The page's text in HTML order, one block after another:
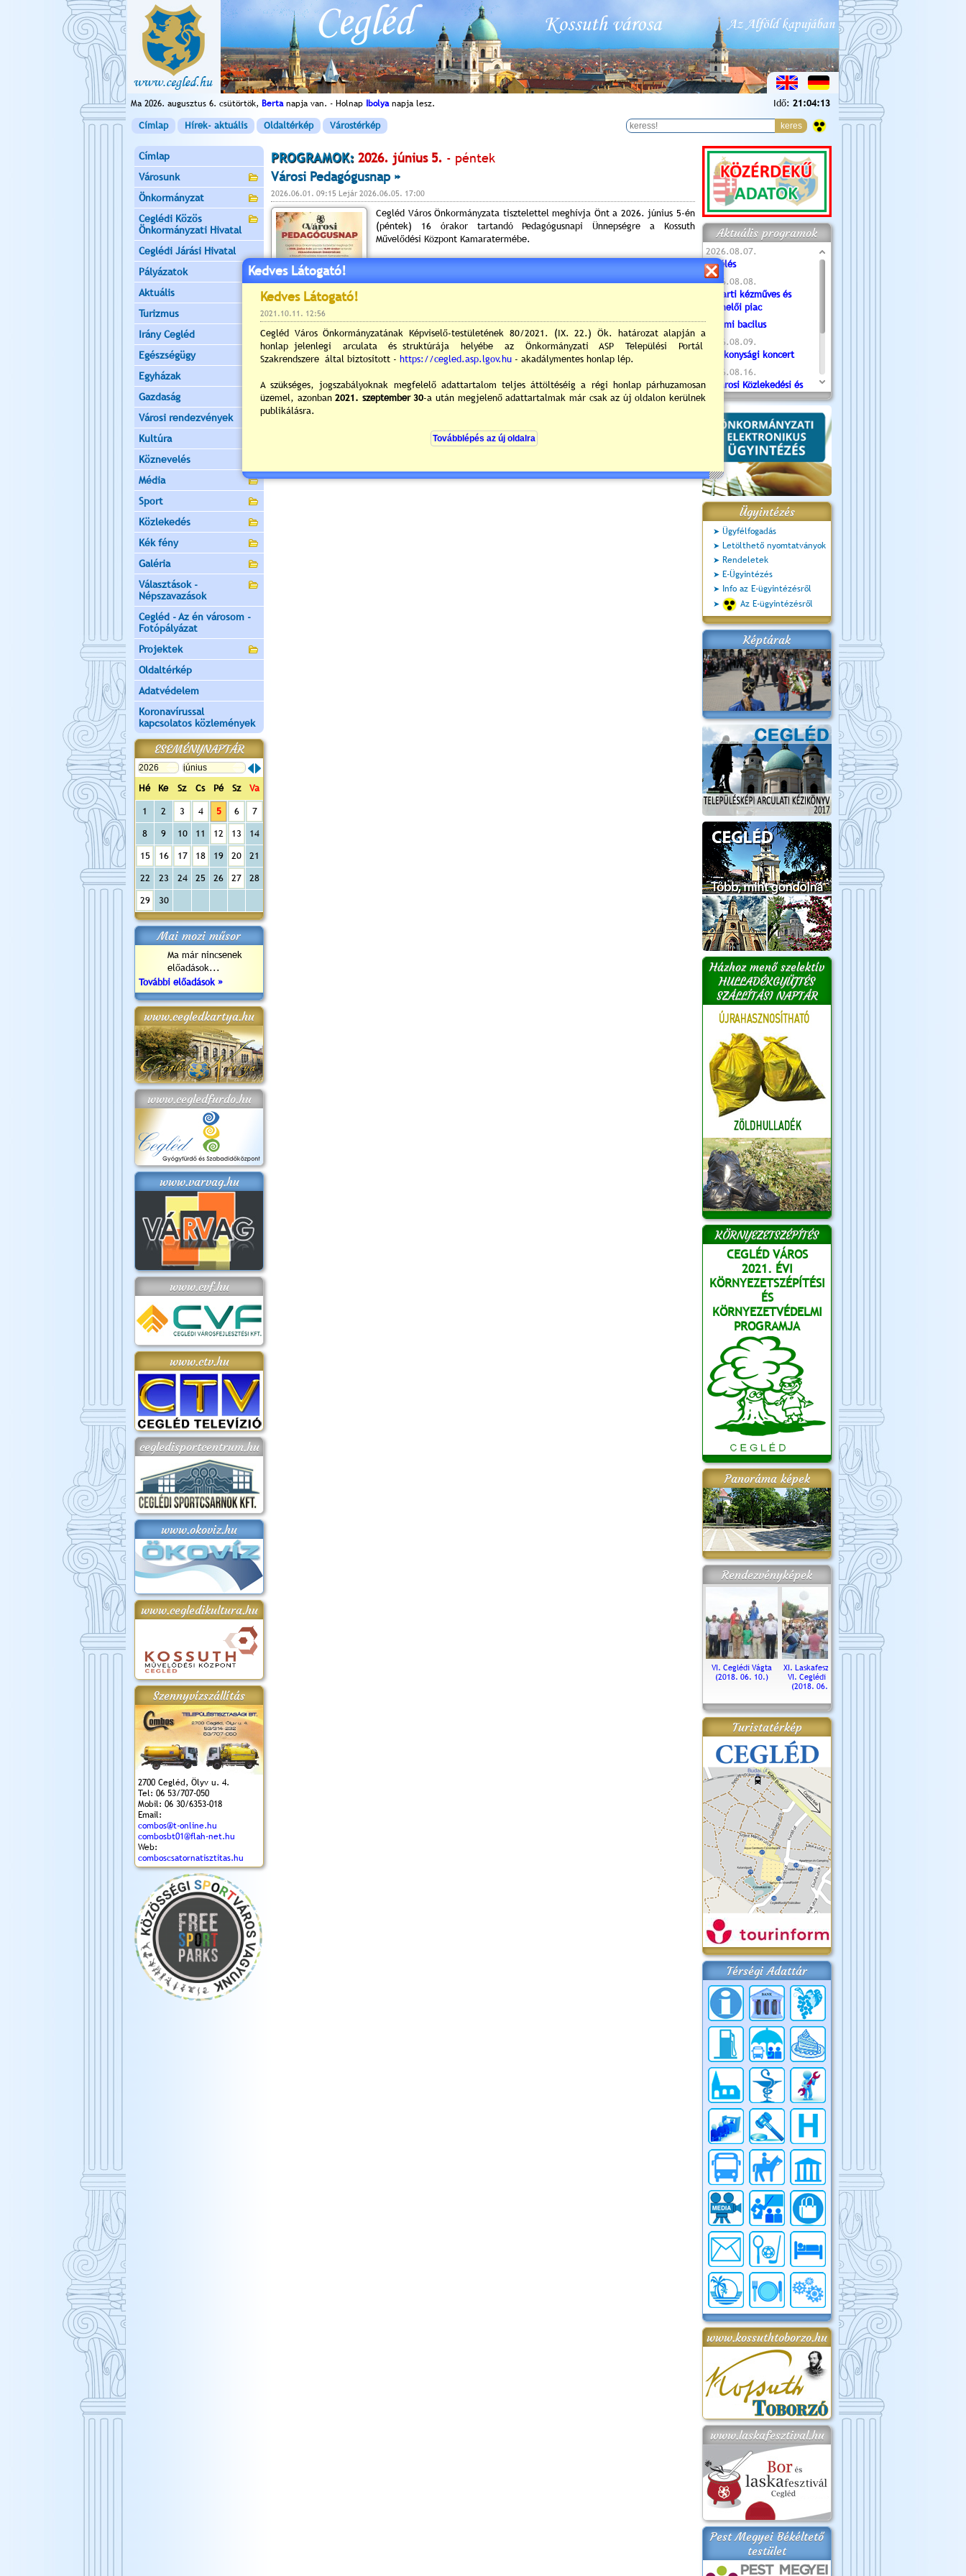
Ma 2026. augusztus 6. csütörtök, Bertanapja van. - Holnap Ibolyanapja lesz. Idő: 21:04:14
Címlap Hírek- aktuális Oldaltérkép Várostérkép
Címlap
Városunk
Önkormányzat
Ceglédi Közös
Önkormányzati Hivatal
Ceglédi Járási Hivatal
Pályázatok
Aktuális
Turizmus
Irány Cegléd
Egészségügy
Egyházak
Gazdaság
Városi rendezvények
Kultúra
Köznevelés
Média
Sport
Közlekedés
Kék fény
Galéria
Választások -
Népszavazások
Cegléd - Az én városom -
Fotópályázat
Projektek
Oldaltérkép
Adatvédelem
Koronavírussal
kapcsolatos közlemények
ESEMÉNYNAPTÁR
Hé Ke Sz Cs Pé Sz Va
1 2 3 4 5 6 7
8 9 10 11 12 13 14
15 16 17 18 19 20 21
22 23 24 25 26 27 28
29 30
Mai mozi műsor
Ma már nincsenek
előadások...
További előadások »
www.cegledkartya.hu
www.cegledfurdo.hu
www.varvag.hu
www.cvf.hu
www.ctv.hu
cegledisportcentrum.hu
www.okoviz.hu
www.cegledikultura.hu
Szennyvízszállítás
2700 Cegléd, Ölyv u. 4.
Tel: 06 53/707-050
Mobil: 06 30/6353-018
Email:
combos@t-online.hu
combosbt01@flah-net.hu
Web:
comboscsatornatisztitas.hu
PROGRAMOK: 2026. június 5. - péntek
Városi Pedagógusnap »
2026.06.01. 09:15 Lejár 2026.06.05. 17:00
Cegléd Város Önkormányzata tisztelettel meghívja Önt a 2026. június 5-én
(péntek) 16 órakor tartandó Pedagógusnapi Ünnepségre a Kossuth
Művelődési Központ Kamaratermébe.
bővebben »
Nyitott tornaterem és diáksport programok
Aktuális programok
2026.08.07.
Túlélés
2026.08.08.
Tóparti kézműves és
termelői piac
Valami bacilus
2026.08.09.
Jótékonysági koncert
2026.08.16.
Újvárosi Közlekedési és
Sportnap
2026.08.19.
Ceglédi fotóklub kiállítás
2026.08.20.
Szent István Ünnepe
Ügyintézés
Ügyfélfogadás
Letölthető nyomtatványok
Rendeletek
E-Ügyintézés
Info az E-ügyintézésről
Az E-ügyintézésről
Képtárak
Házhoz menő szelektív
HULLADÉKGYŰJTÉS
SZÁLLÍTÁSI NAPTÁR
KÖRNYEZETSZÉPÍTÉS
CEGLÉD VÁROS
2021. ÉVI
KÖRNYEZETSZÉPÍTÉSI
ÉS
KÖRNYEZETVÉDELMI
PROGRAMJA
Panoráma képek
Rendezvényképek
VI. Ceglédi Vágta
(2018. 06. 10.)
XI. Laskafesztivál és
VI. Ceglédi Vágta
(2018. 06. 10.)
Városnapok 2018.
Kossuth Toborzó
2017.09.22-23.
és Magyarok
Kenyere Program
Turistatérkép
Térségi Adattár
www.kossuthtoborzo.hu
www.laskafesztival.hu
Pest Megyei Békéltető
testület
Kedves Látogató!